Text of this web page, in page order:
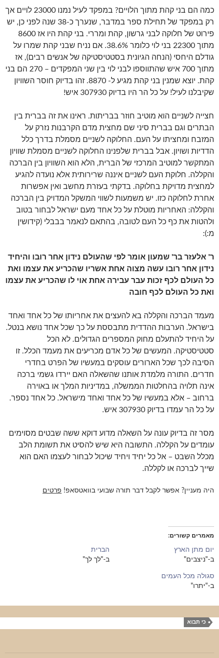
כמה הם בני קהת מתוך הלויים? במפקד לעיל נמנו 23000 לויים אך
רק במפקד של תחילת ספר במדבר, שנערך כ-38 שנה לפני כן, יש
פירוט של חלוקה לבני גרשון, קהת ומררי. בני קהת היו אז 8600
מתוך 22300 בני לוי כלומר 38.6%. אם נניח שבני קהת שמרו על
גודלם היחסי (הנחה הגיונית בסטטיסטיקה של אנשים רבים), אז
מתוך 700 איש שהתווספו לבני לוי בין שני המפקדים – 270 הם בני
קהת. יוצא שמנין בני קהת מגיע ל- 8870. זהו בדיוק חוסר השוויון
שקיבלנו לעיל! על כל הר היו בדיוק 307930 איש!
חצייה לשניים הוא מוטיב חוזר בבריתות. ראינו את זה בברית בין
הבתרים וגם בברית סיני שם מחצית מדם הקרבנות נזרק על
המזבח ומחציתו על העם. החלוקה לשניים מסמלת בדרך כלל
הדדיות ושויון. אבל בברית שלפנינו החלוקה לשניים מסמלת שוויון
המתקשר למוטיב המרכזי של הברית, הלא הוא השוויון בין הברכה
והקללה. חלוקת העם לשניים איננה שרירותית אלא נועדה להגיע
למחצית מדויקת בחלוקה. בדקתי בעזרת מחשב ואין אפשרות
אחרת לחלוקה כזו. יש משמעות לשווי המשקל המדויק בין הברכה
והקללה: האחריות מוטלת על כל אחד מעם ישראל לבחור בטוב
ולהטות את כף כל העם לטובה, בהתאם לנאמר בבבלי (קידושין
מ:):
ר' אלעזר בר' שמעון אומר לפי שהעולם נידון אחר רובו והיחיד
נידון אחר רובו עשה מצוה אחת אשריו שהכריע את עצמו ואת
כל העולם לכף זכות עבר עבירה אחת אוי לו שהכריע את עצמו
ואת כל העולם לכף חובה
מעמד הברכה והקללה בא להעצים את אחריותו של כל אחד ואחד
בישראל. הערבות ההדדית מתבססת על כך שכל אחד נושא בנטל.
על היחיד להתעלם מחוק המספרים הגדולים. לא הכל
סטטיסטיקה. המעשים של כל אדם מכריעים את מעמד הכלל. זו
הסיבה לכך שכל הארורים עוסקים במעשיו של הפרט בחדרי
חדרים. התורה מלמדת אותנו שהשאלה האם יירדו גשמי ברכה
אינה תלויה בהחלטות הממשלה, במדיניות המלך או באוירה
ברחוב – אלא במעשיו של כל אחד ואחד מישראל. כל אחד נספר.
על כל הר עמדו בדיוק 307930 איש.
מסר זה בדיוק עונה על השאלה מדוע דוקא ששה שבטים מסוימים
עומדים על הקללה. התשובה היא שיש להסיט את תשומת הלב
מכלל השבט – אל כל יחיד ויחיד שיכול לבחור לעצמו האם הוא
שייך לברכה או לקללה.
היה מעניין? אפשר לקבל דבר תורה שבועי בוואטסאפ! פרטים
מאמרים קשורים
יום מתן הארץ
ב-"ניצבים"
הברית
ב-"לך לך"
סגולה מכל העמים
ב-"יתרו"
כי תבוא